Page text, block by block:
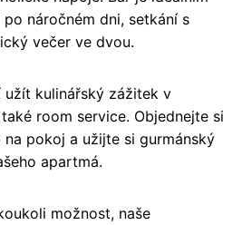
náročném dni, setkání s
večer ve dvou.
užít kulinářský zážitek v
room service. Objednejte si
pokoj a užijte si gurmánský
apartmá.
možnost, naše